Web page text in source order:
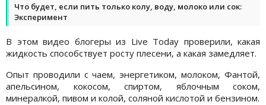
Что будет, если пить только колу, воду, молоко или сок:
Эксперимент
В этом видео блогеры из Live Today проверили, какая
жидкость способствует росту плесени, а какая замедляет.
Опыт проводили с чаем, энергетиком, молоком, Фантой,
апельсином, кокосом, спиртом, яблочным соком,
минералкой, пивом и колой, соляной кислотой и бензином.